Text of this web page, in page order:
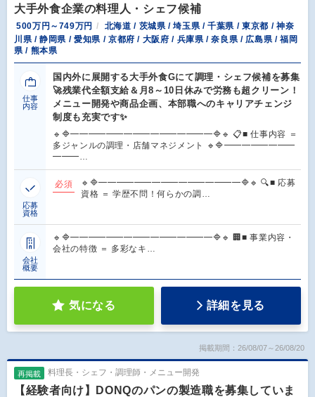
大手外食企業の料理人・シェフ候補
500万円～749万円
北海道 / 茨城県 / 埼玉県 / 千葉県 / 東京都 / 神奈
川県 / 静岡県 / 愛知県 / 京都府 / 大阪府 / 兵庫県 / 奈良県 / 広島県 / 福岡
県 / 熊本県
仕事
内容
国内外に展開する大手外食Gにて調理・シェフ候補を募集
🚀残業代全額支給＆月8～10日休みで労務も超クリーン！
メニュー開発や商品企画、本部職へのキャリアチェンジ
制度も充実です✨
🔹🔷━━━━━━━━━━━━━━━━🔷🔹 📋■ 仕事内容 ＝
多ジャンルの調理・店舗マネジメント 🔹🔷━━━━━━━━
━━━…
応募
資格
必須
🔹🔷━━━━━━━━━━━━━━━━🔷🔹 🔍■ 応募
資格 ＝ 学歴不問！何らかの調…
会社
概要
🔹🔷━━━━━━━━━━━━━━━━🔷🔹 🏢■ 事業内容・
会社の特徴 ＝ 多彩なキ…
気になる 詳細を見る
掲載期間：26/08/07～26/08/20
再掲載 料理長・シェフ・調理師・メニュー開発
【経験者向け】DONQのパンの製造職を募集していま